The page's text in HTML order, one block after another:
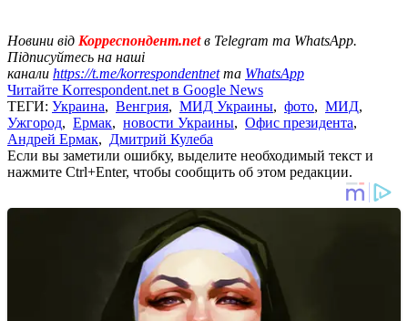
Новини від Корреспондент.netв Telegram та WhatsApp.
Підписуйтесь на наші
канали https://t.me/korrespondentnetта WhatsApp
Читайте Korrespondent.net в Google News
ТЕГИ: Украина, Венгрия, МИД Украины, фото, МИД,
Ужгород, Ермак, новости Украины, Офис президента,
Андрей Ермак, Дмитрий Кулеба
Если вы заметили ошибку, выделите необходимый текст и
нажмите Ctrl+Enter, чтобы сообщить об этом редакции.